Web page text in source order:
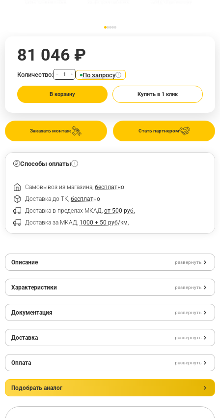
Стать партнером
Заказать монтаж
81 046 ₽
Количество: − + По запросу
В корзину Купить в 1 клик
Способы оплаты
Самовывоз из магазина, бесплатно
Доставка до ТК, бесплатно
Доставка в пределах МКАД, от 500 руб.
Доставка за МКАД, 1000 + 50 руб/км.
Описание развернуть
Характеристики развернуть
Документация развернуть
Доставка развернуть
Оплата развернуть
Подобрать аналог